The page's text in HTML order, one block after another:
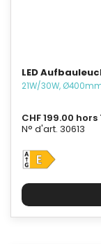
LED
21W/30W,
CHF 199.00 hors
N° d'art. 30613